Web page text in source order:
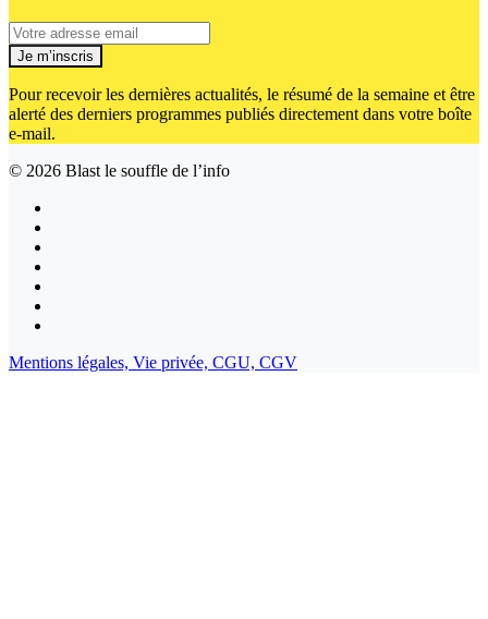
Je m’inscris
Pour recevoir les dernières actualités, le résumé de la semaine et être
alerté des derniers programmes publiés directement dans votre boîte
e-mail.
© 2026 Blast le souffle de l’info
Mentions légales, Vie privée, CGU, CGV